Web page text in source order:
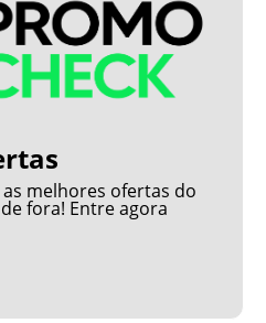
melhores ofertas do
fora! Entre agora